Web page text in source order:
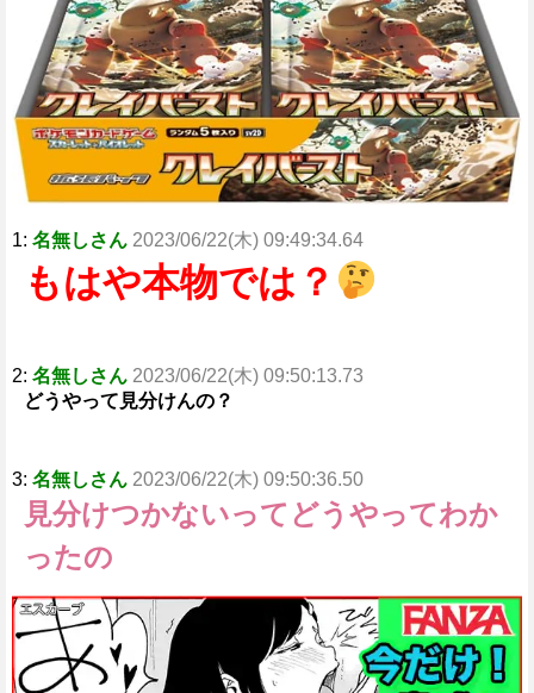
1: 名無しさん 2023/06/22(木) 09:49:34.64
もはや本物では？
2: 名無しさん 2023/06/22(木) 09:50:13.73
どうやって見分けんの？
3: 名無しさん 2023/06/22(木) 09:50:36.50
見分けつかないってどうやってわか
ったの